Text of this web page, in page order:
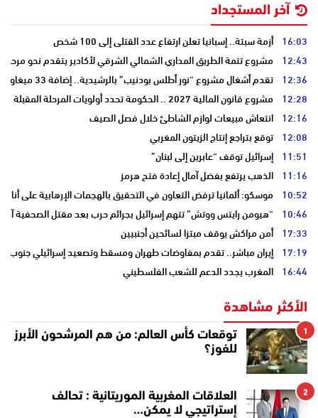
آخر المستجداد
16:03 أزمة سبتة.. إسبانيا تعلن ارتفاع عدد القتلى إلى 100 شخص
12:43 مشروع تتمة الطريق المداري الشمالي الشرقي لأكادير يتقدم نحو مرحلة
12:36 تقدم أشغال مشروع “نور أطلس بودنيب” بالرشيدية.. إضافة 33 ميغاوات إلى الشبكة الوطنية
12:28 مشروع قانون المالية 2027 .. الحكومة تحدد أولويات المرحلة المقبلة
12:16 انتعاش مبيعات لوازم الشاطئ خلال فصل الصيف
12:08 توقع بتراجع إنتاج الزيتون المغربي
11:51 إسرائيل توقف “عابرين إلى لبنان”
11:16 الذهب يرتفع بفضل آمال إعادة فتح هرمز
10:52 موسكو: ألمانيا ترفض التعاون في التحقيق بالهجمات الإرهابية على
10:46 “هيومن رايتس ووتش” تتهم إسرائيل بجرائم حرب بعد مقتل الصحفية
17:33 أمن مراكش يوقف مبتزا لسائحين أجنبيين
17:19 إيران مباشر.. تقدم بمفاوضات طهران ومسقط وتصعيد إسرائيلي جنوب
16:44 المغرب يجدد الدعم للشعب الفلسطيني
الأكثر مشاهدة
1
توقعات كأس العالم: من هم المرشحون الأبرز
للفوز؟
2
العلاقات المغربية الموريتانية : تحالف
إستراتيجي لا يمكن…